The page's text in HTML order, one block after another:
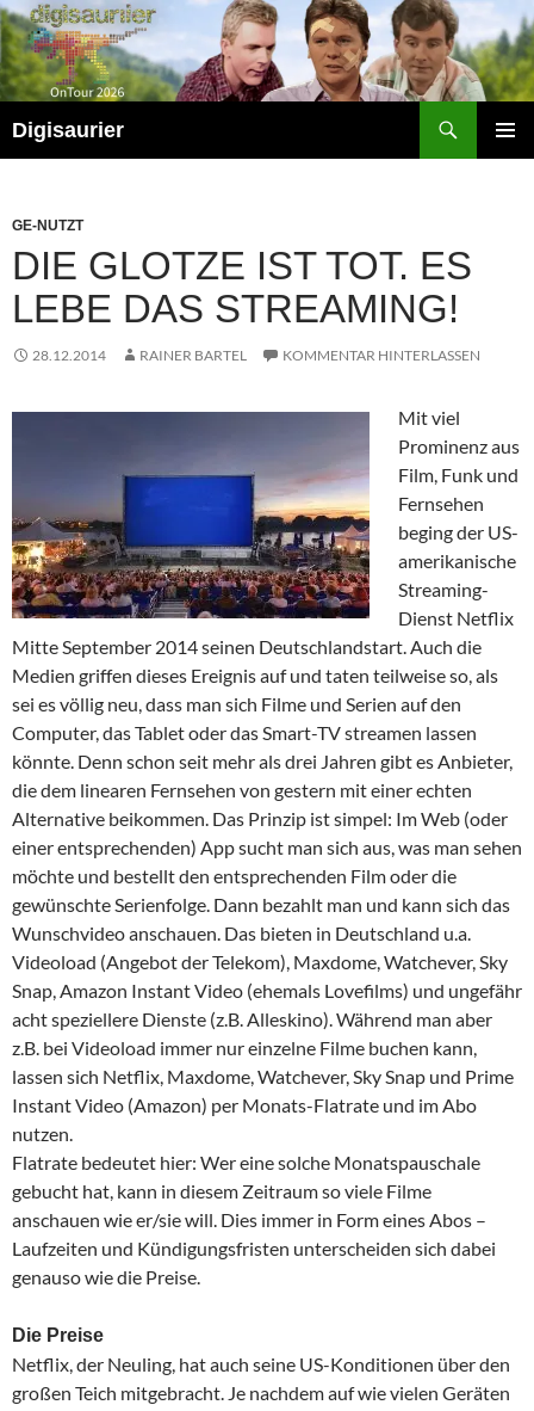
Zum
Inhalt
springen
Digisaurier
GE-NUTZT
DIE GLOTZE IST TOT. ES
LEBE DAS STREAMING!
28.12.2014 RAINER BARTEL KOMMENTAR HINTERLASSEN
Mit viel
Prominenz aus
Film, Funk und
Fernsehen
beging der US-
amerikanische
Streaming-
Dienst Netflix
Mitte September 2014 seinen Deutschlandstart. Auch die
Medien griffen dieses Ereignis auf und taten teilweise so, als
sei es völlig neu, dass man sich Filme und Serien auf den
Computer, das Tablet oder das Smart-TV streamen lassen
könnte. Denn schon seit mehr als drei Jahren gibt es Anbieter,
die dem linearen Fernsehen von gestern mit einer echten
Alternative beikommen. Das Prinzip ist simpel: Im Web (oder
einer entsprechenden) App sucht man sich aus, was man sehen
möchte und bestellt den entsprechenden Film oder die
gewünschte Serienfolge. Dann bezahlt man und kann sich das
Wunschvideo anschauen. Das bieten in Deutschland u.a.
Videoload (Angebot der Telekom), Maxdome, Watchever, Sky
Snap, Amazon Instant Video (ehemals Lovefilms) und ungefähr
acht speziellere Dienste (z.B. Alleskino). Während man aber
z.B. bei Videoload immer nur einzelne Filme buchen kann,
lassen sich Netflix, Maxdome, Watchever, Sky Snap und Prime
Instant Video (Amazon) per Monats-Flatrate und im Abo
nutzen.
Flatrate bedeutet hier: Wer eine solche Monatspauschale
gebucht hat, kann in diesem Zeitraum so viele Filme
anschauen wie er/sie will. Dies immer in Form eines Abos –
Laufzeiten und Kündigungsfristen unterscheiden sich dabei
genauso wie die Preise.
Die Preise
Netflix, der Neuling, hat auch seine US-Konditionen über den
großen Teich mitgebracht. Je nachdem auf wie vielen Geräten